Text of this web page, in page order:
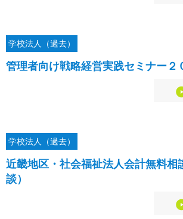
学校法人（過去）
管理者向け戦略経営実践セミナー２
学校法人（過去）
近畿地区・社会福祉法人会計無料相
談）